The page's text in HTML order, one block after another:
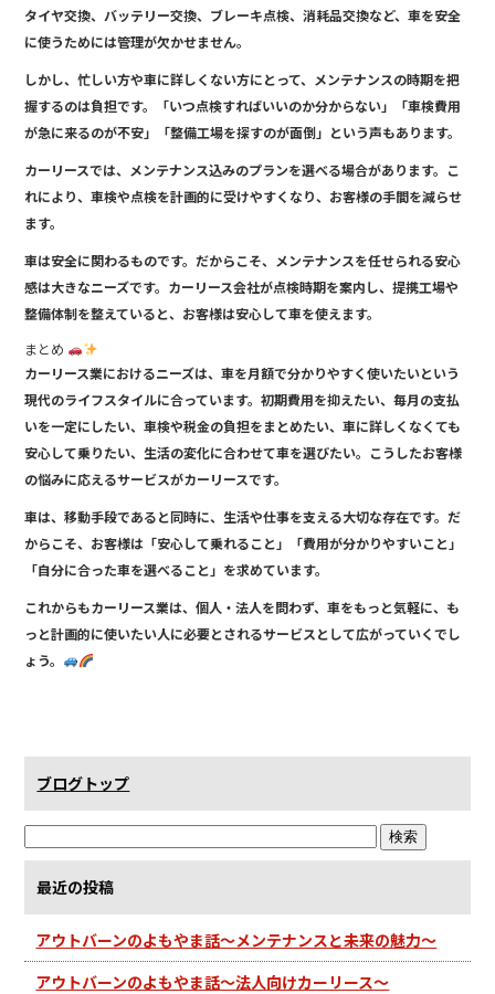
タイヤ交換、バッテリー交換、ブレーキ点検、消耗品交換など、車を安全
に使うためには管理が欠かせません。
しかし、忙しい方や車に詳しくない方にとって、メンテナンスの時期を把
握するのは負担です。「いつ点検すればいいのか分からない」「車検費用
が急に来るのが不安」「整備工場を探すのが面倒」という声もあります。
カーリースでは、メンテナンス込みのプランを選べる場合があります。こ
れにより、車検や点検を計画的に受けやすくなり、お客様の手間を減らせ
ます。
車は安全に関わるものです。だからこそ、メンテナンスを任せられる安心
感は大きなニーズです。カーリース会社が点検時期を案内し、提携工場や
整備体制を整えていると、お客様は安心して車を使えます。
まとめ
カーリース業におけるニーズは、車を月額で分かりやすく使いたいという
現代のライフスタイルに合っています。初期費用を抑えたい、毎月の支払
いを一定にしたい、車検や税金の負担をまとめたい、車に詳しくなくても
安心して乗りたい、生活の変化に合わせて車を選びたい。こうしたお客様
の悩みに応えるサービスがカーリースです。
車は、移動手段であると同時に、生活や仕事を支える大切な存在です。だ
からこそ、お客様は「安心して乗れること」「費用が分かりやすいこと」
「自分に合った車を選べること」を求めています。
これからもカーリース業は、個人・法人を問わず、車をもっと気軽に、も
っと計画的に使いたい人に必要とされるサービスとして広がっていくでし
ょう。
ブログトップ
最近の投稿
アウトバーンのよもやま話～メンテナンスと未来の魅力～
アウトバーンのよもやま話～法人向けカーリース～